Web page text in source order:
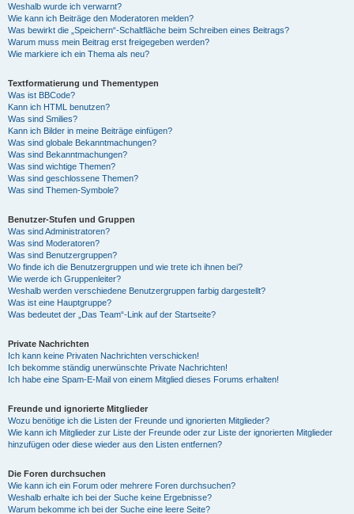
Weshalb wurde ich verwarnt?
Wie kann ich Beiträge den Moderatoren melden?
Was bewirkt die „Speichern“-Schaltfläche beim Schreiben eines Beitrags?
Warum muss mein Beitrag erst freigegeben werden?
Wie markiere ich ein Thema als neu?
Textformatierung und Thementypen
Was ist BBCode?
Kann ich HTML benutzen?
Was sind Smilies?
Kann ich Bilder in meine Beiträge einfügen?
Was sind globale Bekanntmachungen?
Was sind Bekanntmachungen?
Was sind wichtige Themen?
Was sind geschlossene Themen?
Was sind Themen-Symbole?
Benutzer-Stufen und Gruppen
Was sind Administratoren?
Was sind Moderatoren?
Was sind Benutzergruppen?
Wo finde ich die Benutzergruppen und wie trete ich ihnen bei?
Wie werde ich Gruppenleiter?
Weshalb werden verschiedene Benutzergruppen farbig dargestellt?
Was ist eine Hauptgruppe?
Was bedeutet der „Das Team“-Link auf der Startseite?
Private Nachrichten
Ich kann keine Privaten Nachrichten verschicken!
Ich bekomme ständig unerwünschte Private Nachrichten!
Ich habe eine Spam-E-Mail von einem Mitglied dieses Forums erhalten!
Freunde und ignorierte Mitglieder
Wozu benötige ich die Listen der Freunde und ignorierten Mitglieder?
Wie kann ich Mitglieder zur Liste der Freunde oder zur Liste der ignorierten Mitglieder
hinzufügen oder diese wieder aus den Listen entfernen?
Die Foren durchsuchen
Wie kann ich ein Forum oder mehrere Foren durchsuchen?
Weshalb erhalte ich bei der Suche keine Ergebnisse?
Warum bekomme ich bei der Suche eine leere Seite?